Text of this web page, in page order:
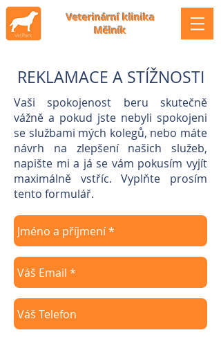
Veterinární klinika
Mělník
REKLAMACE A STÍŽNOSTI
Vaši spokojenost beru skutečně
vážně a pokud jste nebyli spokojeni
se službami mých kolegů, nebo máte
návrh na zlepšení našich služeb,
napište mi a já se vám pokusím vyjít
maximálně vstříc. Vyplňte prosím
tento formulář.